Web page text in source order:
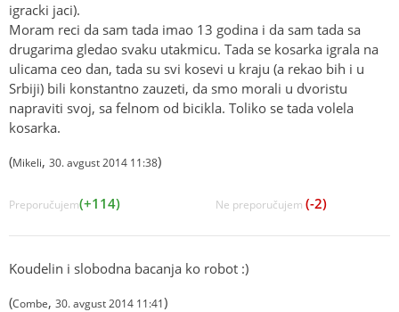
igracki jaci).
Moram reci da sam tada imao 13 godina i da sam tada sa
drugarima gledao svaku utakmicu. Tada se kosarka igrala na
ulicama ceo dan, tada su svi kosevi u kraju (a rekao bih i u
Srbiji) bili konstantno zauzeti, da smo morali u dvoristu
napraviti svoj, sa felnom od bicikla. Toliko se tada volela
kosarka.
(Mikeli, 30. avgust 2014 11:38)
Preporučujem(+114) Ne preporučujem (-2)
Koudelin i slobodna bacanja ko robot :)
(Combe, 30. avgust 2014 11:41)